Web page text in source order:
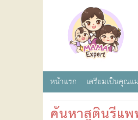
หน้าแรก เตรียมเป็นคุณแม่
ค้นหาสูตินรีแพ